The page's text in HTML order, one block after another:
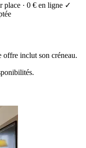
place · 0 € en ligne ✓
offre inclut son créneau.